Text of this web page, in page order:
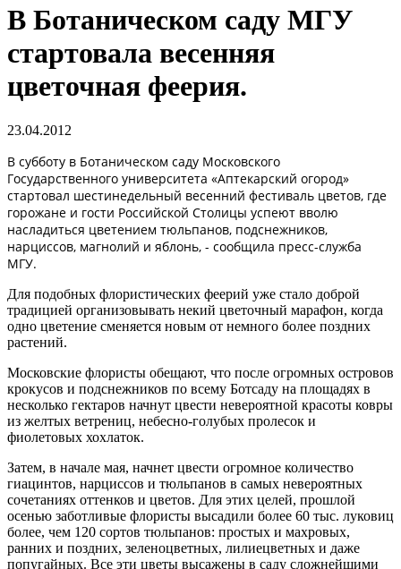
В Ботаническом саду МГУ
стартовала весенняя
цветочная феерия.
23.04.2012
В субботу в Ботаническом саду Московского
Государственного университета «Аптекарский огород»
стартовал шестинедельный весенний фестиваль цветов, где
горожане и гости Российской Столицы успеют вволю
насладиться цветением тюльпанов, подснежников,
нарциссов, магнолий и яблонь, - сообщила пресс-служба
МГУ.
Для подобных флористических феерий уже стало доброй
традицией организовывать некий цветочный марафон, когда
одно цветение сменяется новым от немного более поздних
растений.
Московские флористы обещают, что после огромных островов
крокусов и подснежников по всему Ботсаду на площадях в
несколько гектаров начнут цвести невероятной красоты ковры
из желтых ветрениц, небесно-голубых пролесок и
фиолетовых хохлаток.
Затем, в начале мая, начнет цвести огромное количество
гиацинтов, нарциссов и тюльпанов в самых невероятных
сочетаниях оттенков и цветов. Для этих целей, прошлой
осенью заботливые флористы высадили более 60 тыс. луковиц
более, чем 120 сортов тюльпанов: простых и махровых,
ранних и поздних, зеленоцветных, лилиецветных и даже
попугайных. Все эти цветы высажены в саду сложнейшими